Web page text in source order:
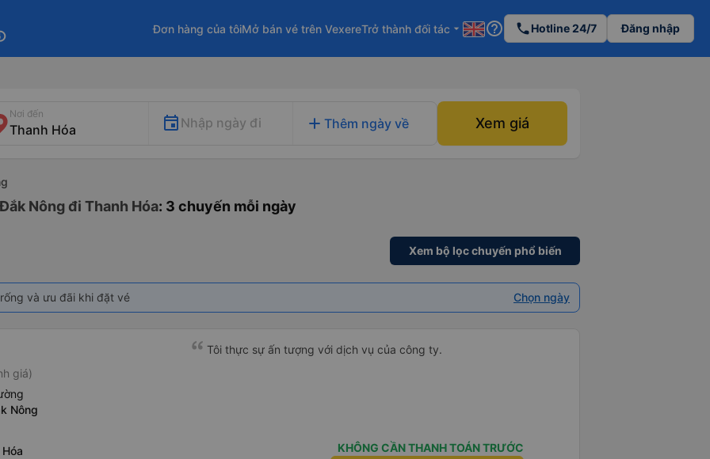
Đơn hàng của tôiMở bán vé trên VexereTrở thành đối tác arrow_drop_down help_outline phoneHotline 24/7 Đăng nhập
Nơi đến
Nhập ngày đi add Thêm ngày về Xem giá
Nông đi Thanh Hóa: 3 chuyến mỗi ngày
Xem bộ lọc chuyến phổ biến
và ưu đãi khi đặt vé Chọn ngày
giá)
Nông
Tôi thực sự ấn tượng với dịch vụ của công ty.
KHÔNG CẦN THANH TOÁN TRƯỚC